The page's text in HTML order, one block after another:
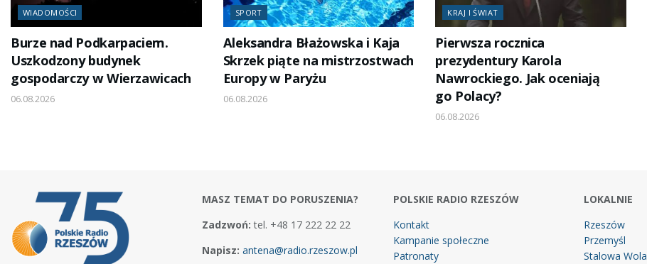
WIADOMOŚCI
Burze nad Podkarpaciem.
Uszkodzony budynek
gospodarczy w Wierzawicach
06.08.2026
SPORT
Aleksandra Błażowska i Kaja
Skrzek piąte na mistrzostwach
Europy w Paryżu
06.08.2026
KRAJ I ŚWIAT
Pierwsza rocznica
prezydentury Karola
Nawrockiego. Jak oceniają
go Polacy?
06.08.2026
MASZ TEMAT DO PORUSZENIA?
Zadzwoń: tel. +48 17 222 22 22
Napisz: antena@radio.rzeszow.pl
POLSKIE RADIO RZESZÓW
Kontakt
Kampanie społeczne
Patronaty
LOKALNIE
Rzeszów
Przemyśl
Stalowa Wola